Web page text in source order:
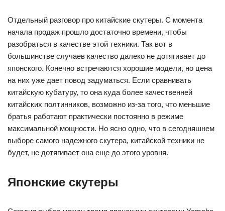
Отдельный разговор про китайские скутеры. С момента
начала продаж прошло достаточно времени, чтобы
разобраться в качестве этой техники. Так вот в
большинстве случаев качество далеко не дотягивает до
японского. Конечно встречаются хорошие модели, но цена
на них уже дает повод задуматься. Если сравнивать
китайскую кубатуру, то она куда более качественней
китайских полтинников, возможно из-за того, что меньшие
братья работают практически постоянно в режиме
максимальной мощности. Но ясно одно, что в сегодняшнем
выборе самого надежного скутера, китайской техники не
будет, не дотягивает она еще до этого уровня.
Японские скутеры